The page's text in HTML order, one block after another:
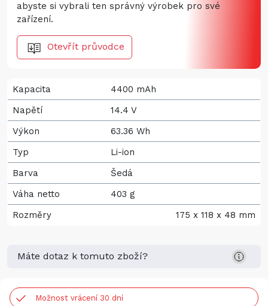
abyste si vybrali ten správný výrobek pro své
zařízení.
Otevřít průvodce
Kapacita
4400 mAh
Napětí
14.4 V
Výkon
63.36 Wh
Typ
Li-ion
Barva
Šedá
Váha netto
403 g
Rozměry
175 x 118 x 48 mm
Máte dotaz k tomuto zboží?
Možnost vrácení 30 dní